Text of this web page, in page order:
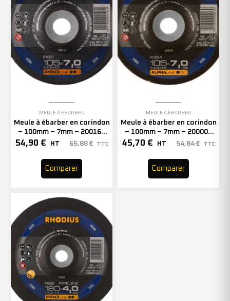
MEULE À ÉBARBER
Meule à ébarber en corindon
– 100mm – 7mm – 200167
(x25)
54,90 € HT 65,88 € TTC
Comparer
MEULE À ÉBARBER
Meule à ébarber en corindon
– 100mm – 7mm – 200008
(x25)
45,70 € HT 54,84 € TTC
Comparer